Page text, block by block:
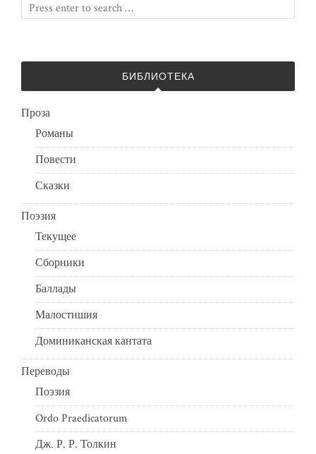
БИБЛИОТЕКА
Проза
Романы
Повести
Сказки
Поэзия
Текущее
Сборники
Баллады
Малостишия
Доминиканская кантата
Переводы
Поэзия
Ordo Praedicatorum
Дж. Р. Р. Толкин